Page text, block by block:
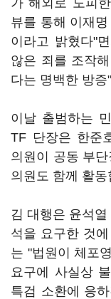
가 해외로 도피
뷰를 통해 이재
이라고 밝혔다"
않은 죄를 조작
다는 명백한 방
이날 출범하는
TF 단장은 한준
의원이 공동 부단
의원도 함께 활동
김 대행은 윤석
석을 요구한 것
는 "법원이 체포
요구에 사실상
특검 소환에 응